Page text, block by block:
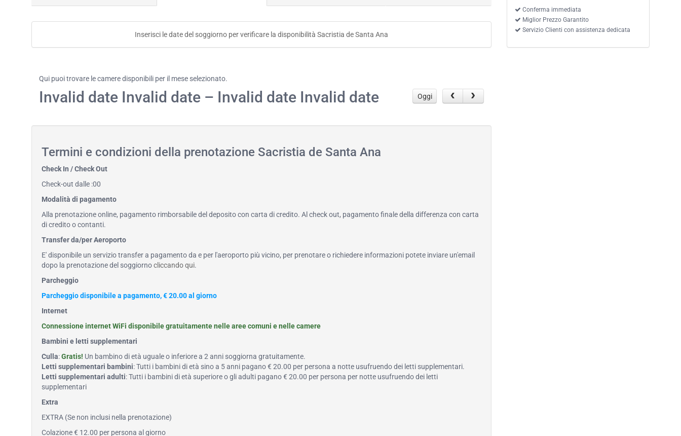
Conferma immediata
Miglior Prezzo Garantito
Servizio Clienti con assistenza dedicata
Inserisci le date del soggiorno per verificare la disponibilità Sacristia de Santa Ana
Qui puoi trovare le camere disponibili per il mese selezionato.
Invalid date Invalid date – Invalid date Invalid date Oggi
Termini e condizioni della prenotazione Sacristia de Santa Ana
Check In / Check Out
Check-out dalle :00
Modalità di pagamento
Alla prenotazione online, pagamento rimborsabile del deposito con carta di credito. Al check out, pagamento finale della differenza con carta
di credito o contanti.
Transfer da/per Aeroporto
E' disponibile un servizio transfer a pagamento da e per l'aeroporto più vicino, per prenotare o richiedere informazioni potete inviare un'email
dopo la prenotazione del soggiornocliccando qui.
Parcheggio
Parcheggio disponibile a pagamento, € 20.00 al giorno
Internet
Connessione internet WiFi disponibile gratuitamente nelle aree comuni e nelle camere
Bambini e letti supplementari
Culla:Gratis! Un bambino di età uguale o inferiore a 2 anni soggiorna gratuitamente.
Letti supplementari bambini: Tutti i bambini di età sino a 5 anni pagano € 20.00 per persona a notte usufruendo dei letti supplementari.
Letti supplementari adulti: Tutti i bambini di età superiore o gli adulti pagano € 20.00 per persona per notte usufruendo dei letti
supplementari
Extra
EXTRA (Se non inclusi nella prenotazione)
Colazione € 12.00 per persona al giorno